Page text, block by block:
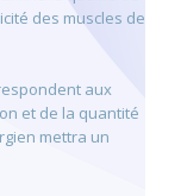
des muscles de
aux
et de la quantité
mettra un